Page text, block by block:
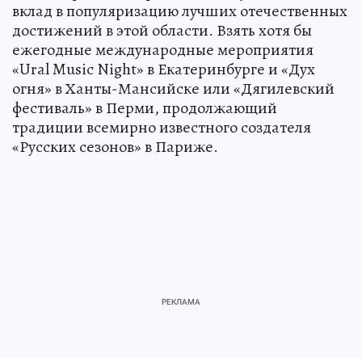
вклад в популяризацию лучших отечественных
достижений в этой области. Взять хотя бы
ежегодные международные мероприятия
«Ural Music Night» в Екатеринбурге и «Дух
огня» в Ханты-Мансийске или «Дягилевский
фестиваль» в Перми, продолжающий
традиции всемирно известного создателя
«Русских сезонов» в Париже.